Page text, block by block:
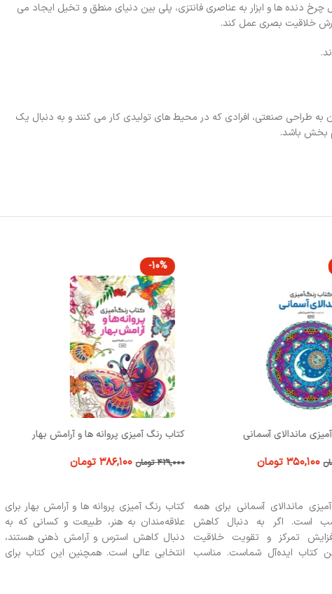
دنده ها و ابزار به عناصری فانتزی، پلی بین دنیای منطق و تخیل ایجاد می
خلاقیت بصری عمل کند.
به طراحی صنعتی، افرادی که در محیط های تولیدی کار می کنند و به دنبال یک
بخش باشد.
ماندالای آسمانی
۳۵۰,۱۰۰ تومان
ماندالای آسمانی برای همه
است. اگر به دنبال کاهش
تمرکز و تقویت خلاقیت
کتاب ایده‌آل شماست. مناسب
-10%
کتاب رنگ آمیزی پروانه ها و آرامش بهار
۴۲۹,۰۰۰ تومان ۳۸۶,۱۰۰ تومان
کتاب رنگ آمیزی پروانه ها و آرامش بهار برای
علاقه‌مندان به هنر، طبیعت و کسانی که به
دنبال کاهش استرس و آرامش ذهنی هستند،
انتخابی عالی است. همچنین این کتاب برای